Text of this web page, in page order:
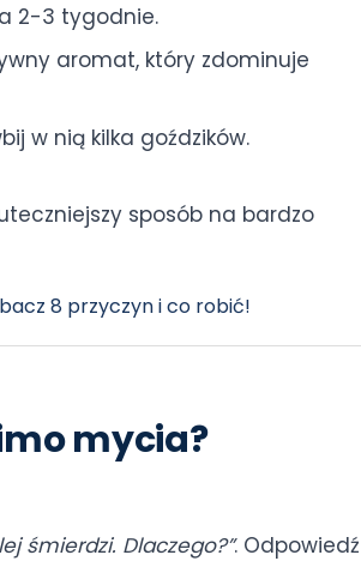
2-3 tygodnie.
aromat, który zdominuje
w nią kilka goździków.
sposób na bardzo
8 przyczyn i co robić!
mycia?
śmierdzi. Dlaczego?”. Odpowiedź